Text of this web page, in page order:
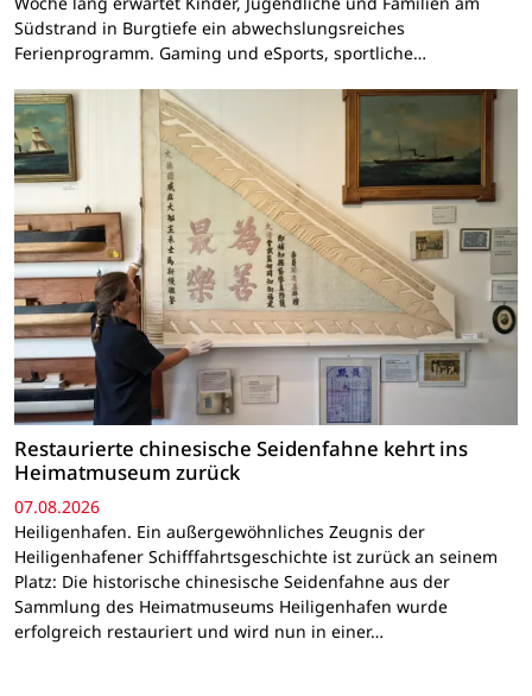
Südstrand in Burgtiefe ein abwechslungsreiches
Ferienprogramm. Gaming und eSports, sportliche…
Restaurierte chinesische Seidenfahne kehrt ins
Heimatmuseum zurück
07.08.2026
Heiligenhafen. Ein außergewöhnliches Zeugnis der
Heiligenhafener Schifffahrtsgeschichte ist zurück an seinem
Platz: Die historische chinesische Seidenfahne aus der
Sammlung des Heimatmuseums Heiligenhafen wurde
erfolgreich restauriert und wird nun in einer…